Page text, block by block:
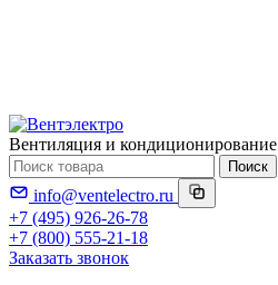
Вентиляция и кондиционирование
Поиск
info@ventelectro.ru
+7 (495) 926-26-78
+7 (800) 555-21-18
Заказать звонок